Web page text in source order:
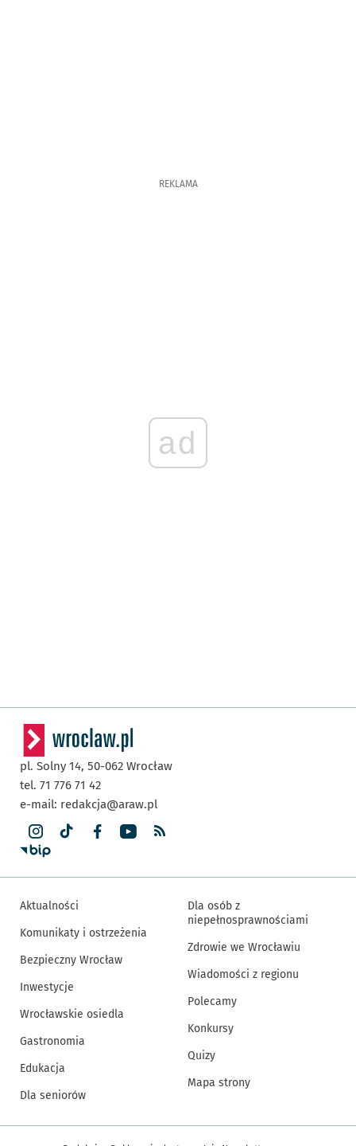
REKLAMA
ad
pl. Solny 14, 50-062 Wrocław
tel. 71 776 71 42
e-mail: redakcja@araw.pl
Aktualności
Komunikaty i ostrzeżenia
Bezpieczny Wrocław
Inwestycje
Wrocławskie osiedla
Gastronomia
Edukacja
Dla seniorów
Dla osób z
niepełnosprawnościami
Zdrowie we Wrocławiu
Wiadomości z regionu
Polecamy
Konkursy
Quizy
Mapa strony
Inne informacje